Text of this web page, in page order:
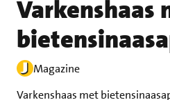
Varkenshaas
Magazine
Varkenshaas met